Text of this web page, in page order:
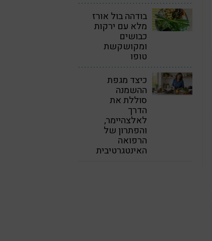
בודהה בול אורז
מלא עם ירקות
כבושים
ומקושקשת
טופו
כיצד מגפת
ההשמנה
סוללת את
הדרך
לאלצהיימר,
והפתרון של
הרפואה
האינטגרטיבית